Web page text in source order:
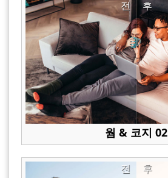
후
전
웜 & 코지 02
후
전